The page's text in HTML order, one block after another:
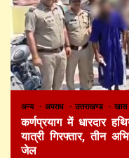
अन्य अपराध उत्तराखण्ड
कर्णप्रयाग में धारदार
यात्री गिरफ्तार, तीन
जेल